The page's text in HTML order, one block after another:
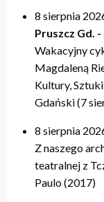
8 sierpnia
Pruszcz Gd.
Wakacyjny
Magdaleną
Kultury,
Gdański (7
8 sierpnia
Z naszego
teatralnej z
Paulo (2017)